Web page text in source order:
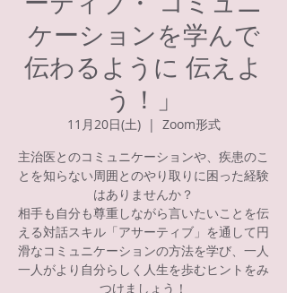
ケーションを学んで
伝わるように 伝えよ
う！」
11月20日(土)
  |
Zoom形式
主治医とのコミュニケーションや、疾患のこ
とを知らない周囲とのやり取りに困った経験
はありませんか？
相手も自分も尊重しながら言いたいことを伝
える対話スキル「アサーティブ」を通して円
滑なコミュニケーションの方法を学び、一人
一人がより自分らしく人生を歩むヒントをみ
つけましょう！